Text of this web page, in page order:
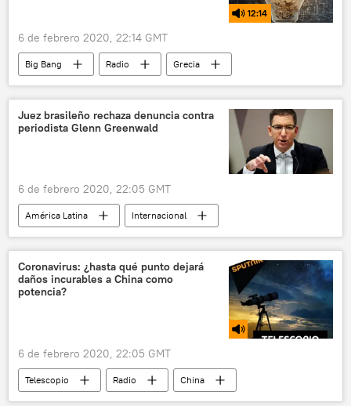
12:14
6 de febrero 2020, 22:14 GMT
Big Bang Radio
Grecia
Lesbos
campo de refugiados
Médicos Sin Fronteras (MSF)
medicina
Juez brasileño rechaza denuncia contra
periodista Glenn Greenwald
6 de febrero 2020, 22:05 GMT
América Latina
Internacional
Glenn Greenwald
Brasil
periodistas
justicia
noticias
Coronavirus: ¿hasta qué punto dejará
daños incurables a China como
potencia?
6 de febrero 2020, 22:05 GMT
Telescopio Radio
China
coronavirus de Wuhan
coronavirus